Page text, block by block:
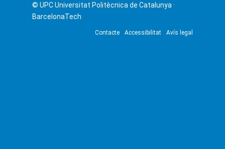
© UPCUniversitat Politècnica de Catalunya ·
BarcelonaTech
Contacte Accessibilitat Avís legal